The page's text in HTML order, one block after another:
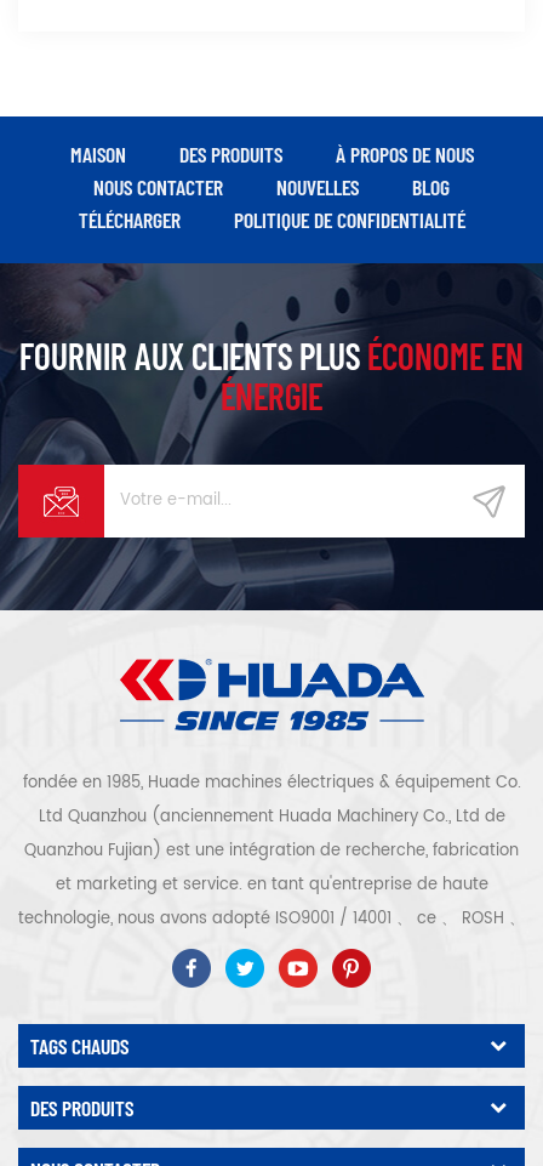
MAISON DES PRODUITS
À PROPOS DE NOUS
NOUS CONTACTER
NOUVELLES
BLOG
TÉLÉCHARGER
POLITIQUE DE CONFIDENTIALITÉ
FOURNIR AUX CLIENTS PLUSÉCONOME EN
ÉNERGIE
fondée en 1985, Huade machines électriques & équipement Co.
Ltd Quanzhou (anciennement Huada Machinery Co., Ltd de
Quanzhou Fujian) est une intégration de recherche, fabrication
et marketing et service. en tant qu'entreprise de haute
technologie, nous avons adopté ISO9001 / 14001 、 ce 、 ROSH 、
ETL 、 CQC 、 certification de qualité et de sécurité ccc,
certification d'entreprise de haute technologie, etc. que 300
types de compresseurs d'air pour être un expert de l'industrie
Notre entreprise a accumulé plus de 30 ans d'expérience de le
moulage de pièces avant tout pour les récipients sous pression,
le moteur électrique, le traitement et le montage de pièces de
TAGS CHAUDS
DES PRODUITS